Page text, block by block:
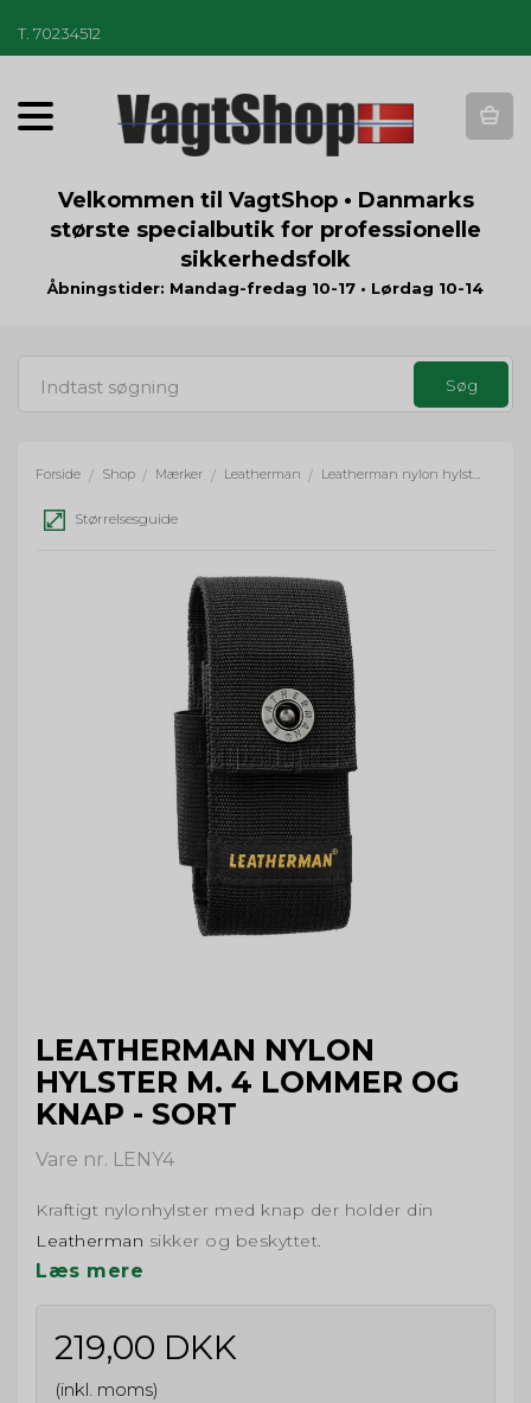
T 70234512
T
o
g
a
t
n
Velkommen til VagtShop • Danmarks
største specialbutik for professionelle
sikkerhedsfolk
Åbningstider: Mandag-fredag 10-17 • Lørdag 10-14
Forside / Shop / Mærker / Leatherman / Leatherman nylon hylster m. 4 lommer og knap - sort
Størrelsesguide
LEATHERMAN NYLON
HYLSTER M. 4 LOMMER OG
KNAP - SORT
Vare nr. LENY4
Kraftigt nylonhylster med knap der holder din
Leatherman sikker og beskyttet.
Læs mere
219,00 DKK
(inkl. moms)